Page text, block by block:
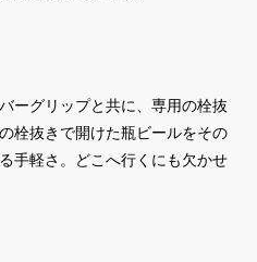
ーグリップと共に、専用の栓抜
栓抜きで開けた瓶ビールをその
手軽さ。どこへ行くにも欠かせ